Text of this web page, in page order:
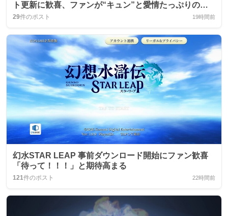
ト更新に歓喜、ファンが“キュン”と愛情たっぷりのコ
メントで熱狂し、感謝と応援の声が続々
29件のポスト 19時間前
幻水STAR LEAP 事前ダウンロード開始にファン歓喜
「待って！！！」と期待高まる
121件のポスト 22時間前